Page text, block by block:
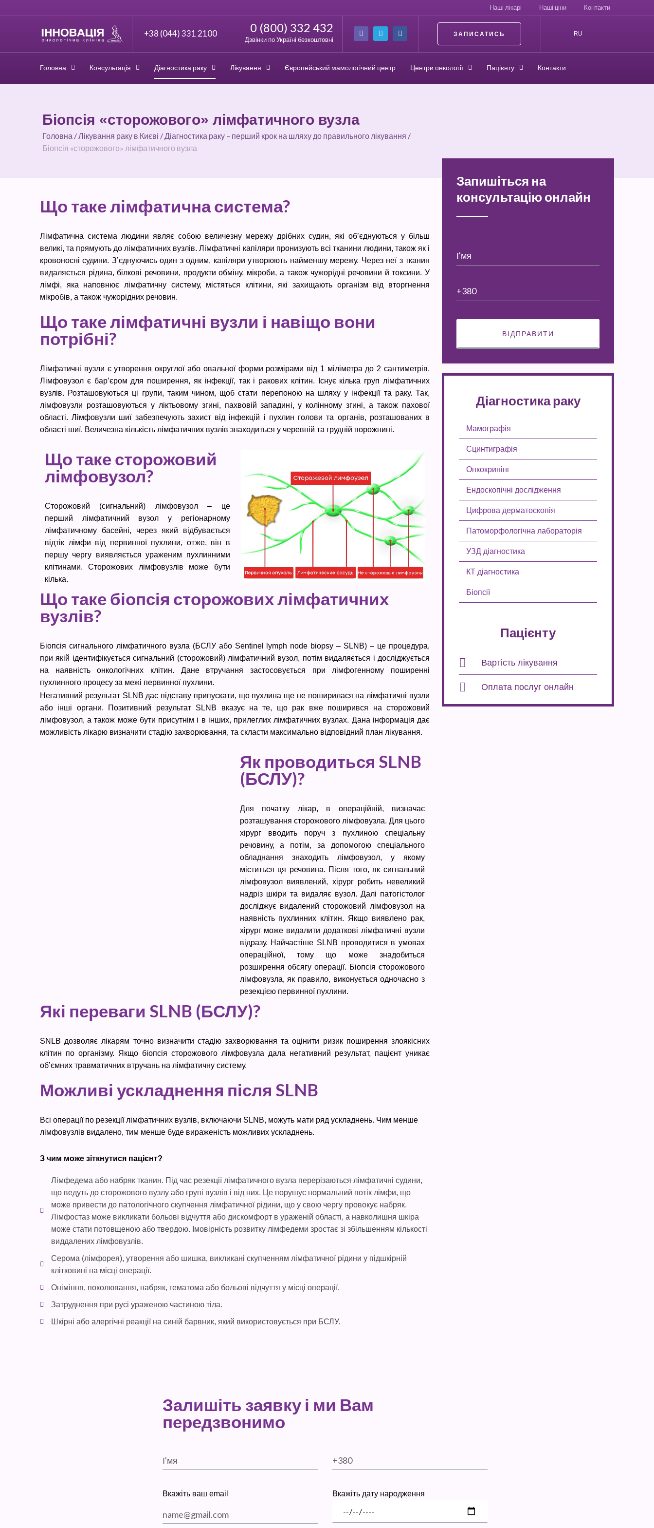
Наші лікарі Наші ціни Контакти
+38 (044) 331 2100 0 (800) 332 432
Дзвінки по Україні безкоштовні
ЗАПИСАТИСЬ RU
Головна Консультація Діагностика раку Лікування Європейський мамологічний центр Центри онкології Пацієнту Контакти
Біопсія «сторожового» лімфатичного вузла
Головна /Лікування раку в Києві /Діагностика раку – перший крок на шляху до правильного лікування /
Біопсія «сторожового» лімфатичного вузла
Що таке лімфатична система?
Лімфатична система людини являє собою величезну мережу дрібних судин, які об’єднуються у більш
великі, та прямують до лімфатичних вузлів. Лімфатичні капіляри пронизують всі тканини людини, також як і
кровоносні судини. З’єднуючись один з одним, капіляри утворюють найменшу мережу. Через неї з тканин
видаляється рідина, білкові речовини, продукти обміну, мікроби, а також чужорідні речовини й токсини. У
лімфі, яка наповнює лімфатичну систему, містяться клітини, які захищають організм від вторгнення
мікробів, а також чужорідних речовин.
Що таке лімфатичні вузли і навіщо вони
потрібні?
Лімфатичні вузли є утворення округлої або овальної форми розмірами від 1 міліметра до 2 сантиметрів.
Лімфовузол є бар’єром для поширення, як інфекції, так і ракових клітин. Існує кілька груп лімфатичних
вузлів. Розташовуються ці групи, таким чином, щоб стати перепоною на шляху у інфекції та раку. Так,
лімфовузли розташовуються у ліктьовому згині, пахвовій западині, у колінному згині, а також пахової
області. Лімфовузли шиї забезпечують захист від інфекцій і пухлин голови та органів, розташованих в
області шиї. Величезна кількість лімфатичних вузлів знаходиться у черевній та грудній порожнині.
Що таке сторожовий
лімфовузол?
Сторожовий (сигнальний) лімфовузол – це
перший лімфатичний вузол у регіонарному
лімфатичному басейні, через який відбувається
відтік лімфи від первинної пухлини, отже, він в
першу чергу виявляється ураженим пухлинними
клітинами. Сторожових лімфовузлів може бути
кілька.
Що таке біопсія сторожових лімфатичних
вузлів?
Біопсія сигнального лімфатичного вузла (БСЛУ або Sentinel lymph node biopsy – SLNB) – це процедура,
при якій ідентифікується сигнальний (сторожовий) лімфатичний вузол, потім видаляється і досліджується
на наявність онкологічних клітин. Дане втручання застосовується при лімфогенному поширенні
пухлинного процесу за межі первинної пухлини.
Негативний результат SLNB дає підставу припускати, що пухлина ще не поширилася на лімфатичні вузли
або інші органи. Позитивний результат SLNB вказує на те, що рак вже поширився на сторожовий
лімфовузол, а також може бути присутнім і в інших, прилеглих лімфатичних вузлах. Дана інформація дає
можливість лікарю визначити стадію захворювання, та скласти максимально відповідний план лікування.
Як проводиться SLNB
(БСЛУ)?
Для початку лікар, в операційній, визначає
розташування сторожового лімфовузла. Для цього
хірург вводить поруч з пухлиною спеціальну
речовину, а потім, за допомогою спеціального
обладнання знаходить лімфовузол, у якому
міститься ця речовина. Після того, як сигнальний
лімфовузол виявлений, хірург робить невеликий
надріз шкіри та видаляє вузол. Далі патогістолог
досліджує видалений сторожовий лімфовузол на
наявність пухлинних клітин. Якщо виявлено рак,
хірург може видалити додаткові лімфатичні вузли
відразу. Найчастіше SLNB проводитися в умовах
операційної, тому що може знадобиться
розширення обсягу операції. Біопсія сторожового
лімфовузла, як правило, виконується одночасно з
резекцією первинної пухлини.
Які переваги SLNB (БСЛУ)?
SNLB дозволяє лікарям точно визначити стадію захворювання та оцінити ризик поширення злоякісних
клітин по організму. Якщо біопсія сторожового лімфовузла дала негативний результат, пацієнт уникає
об’ємних травматичних втручань на лімфатичну систему.
Можливі ускладнення після SLNB
Всі операції по резекції лімфатичних вузлів, включаючи SLNB, можуть мати ряд ускладнень. Чим менше
лімфовузлів видалено, тим менше буде вираженість можливих ускладнень.
З чим може зіткнутися пацієнт?
Лімфедема або набряк тканин. Під час резекції лімфатичного вузла перерізаються лімфатичні судини,
що ведуть до сторожового вузлу або групі вузлів і від них. Це порушує нормальний потік лімфи, що
може привести до патологічного скупчення лімфатичної рідини, що у свою чергу провокує набряк.
Лімфостаз може викликати больові відчуття або дискомфорт в ураженій області, а навколишня шкіра
може стати потовщеною або твердою. Імовірність розвитку лімфедеми зростає зі збільшенням кількості
виддалених лімфовузлів.
Серома (лімфорея), утворення або шишка, викликані скупченням лімфатичної рідини у підшкірній
клітковині на місці операції.
Оніміння, поколювання, набряк, гематома або больові відчуття у місці операції.
Затруднення при русі ураженою частиною тіла.
Шкірні або алергічні реакції на синій барвник, який використовується при БСЛУ.
Запишіться на
консультацію онлайн
Діагностика раку
Мамографія
Сцинтиграфія
Онкокринінг
Ендоскопічні дослідження
Цифрова дерматоскопія
Патоморфологічна лабораторія
УЗД діагностика
КТ діагностика
Біопсії
Пацієнту
Вартість лікування
Оплата послуг онлайн
Залишіть заявку і ми Вам
передзвонимо
Вкажіть ваш email Вкажіть дату народження